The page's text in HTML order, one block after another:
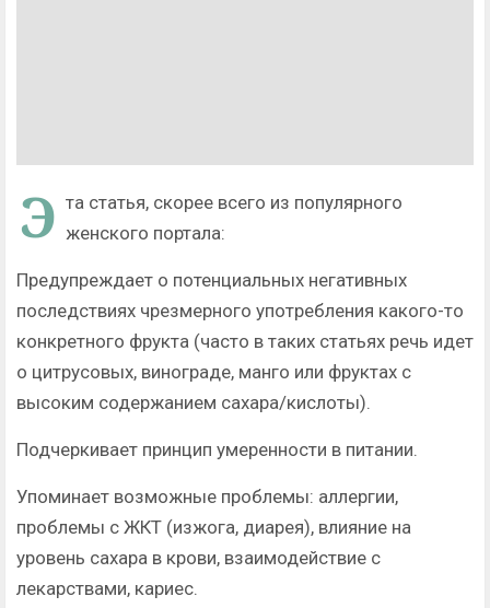
Э та статья, скорее всего из популярного
женского портала:
Предупреждает о потенциальных негативных
последствиях чрезмерного употребления какого-то
конкретного фрукта (часто в таких статьях речь идет
о цитрусовых, винограде, манго или фруктах с
высоким содержанием сахара/кислоты).
Подчеркивает принцип умеренности в питании.
Упоминает возможные проблемы: аллергии,
проблемы с ЖКТ (изжога, диарея), влияние на
уровень сахара в крови, взаимодействие с
лекарствами, кариес.